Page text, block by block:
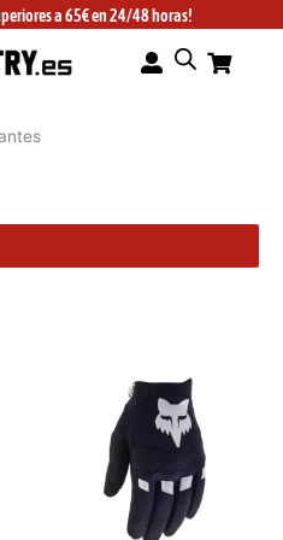
a 65€ en 24/48 horas!
tiene
múltiples
variantes.
Las